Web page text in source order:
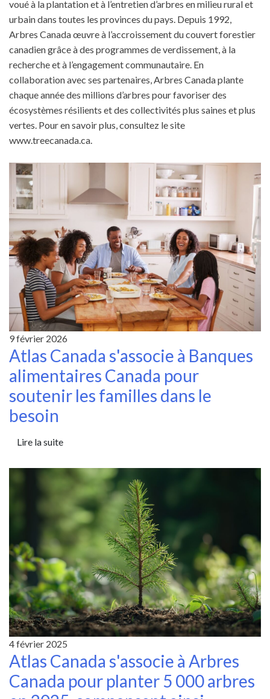
voué à la plantation et à l’entretien d’arbres en milieu rural et
urbain dans toutes les provinces du pays. Depuis 1992,
Arbres Canada œuvre à l’accroissement du couvert forestier
canadien grâce à des programmes de verdissement, à la
recherche et à l’engagement communautaire. En
collaboration avec ses partenaires, Arbres Canada plante
chaque année des millions d’arbres pour favoriser des
écosystèmes résilients et des collectivités plus saines et plus
vertes. Pour en savoir plus, consultez le site
www.treecanada.ca.
9 février 2026
Atlas Canada s'associe à Banques
alimentaires Canada pour
soutenir les familles dans le
besoin
Lire la suite
4 février 2025
Atlas Canada s'associe à Arbres
Canada pour planter 5 000 arbres